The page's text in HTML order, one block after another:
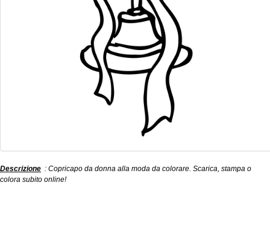
Descrizione : Copricapo da donna alla moda da colorare. Scarica, stampa o
colora subito online!